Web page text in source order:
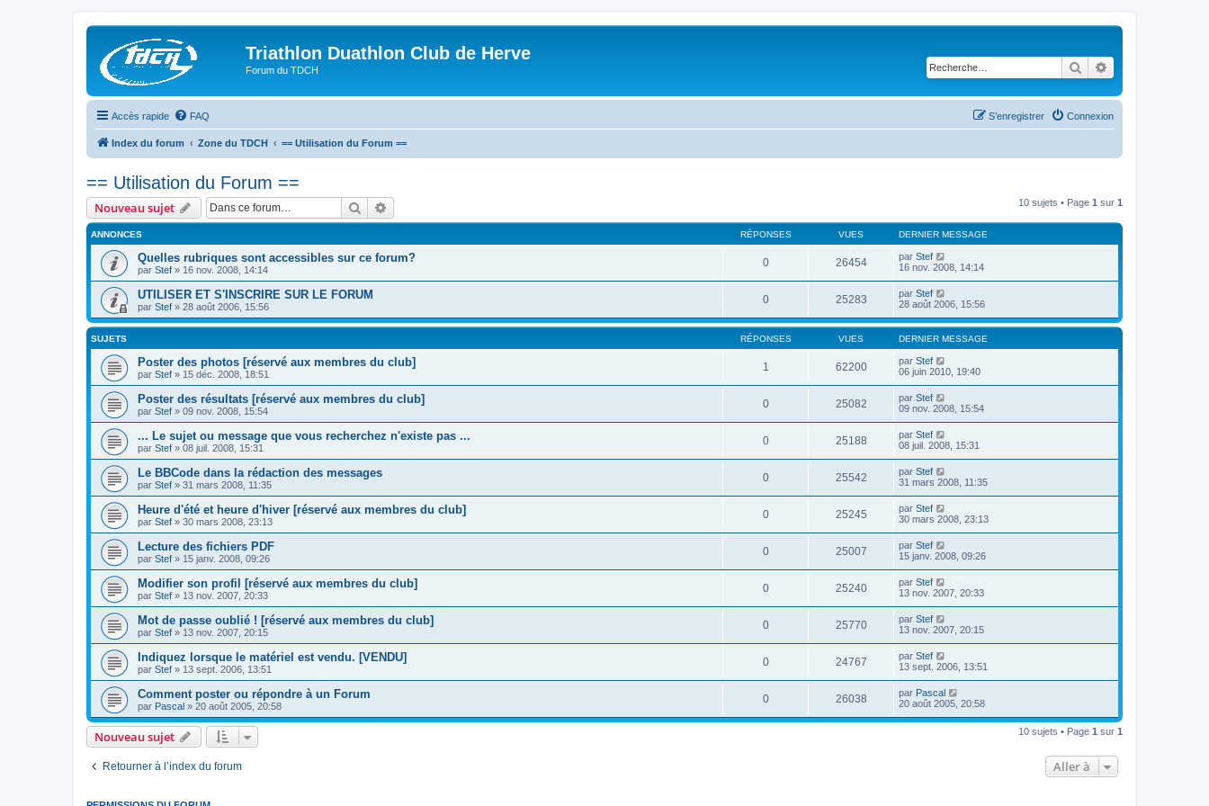
Triathlon Duathlon Club de Herve
Forum du TDCH Rechercher
Accès rapide FAQ Connexion
S’enregistrer
Index du forum Zone du TDCH == Utilisation du Forum ==
== Utilisation du Forum ==
Nouveau sujet Rechercher 10 sujets • Page 1 sur 1
ANNONCES RÉPONSES VUES DERNIER MESSAGE
Quelles rubriques sont accessibles sur ce forum?
par Stef » 16 nov. 2008, 14:14
0 26454 par Stef
16 nov. 2008, 14:14
UTILISER ET S'INSCRIRE SUR LE FORUM
par Stef » 28 août 2006, 15:56
0 25283 par Stef
28 août 2006, 15:56
SUJETS RÉPONSES VUES DERNIER MESSAGE
Poster des photos [réservé aux membres du club]
par Stef » 15 déc. 2008, 18:51
1 62200 par Stef
06 juin 2010, 19:40
Poster des résultats [réservé aux membres du club]
par Stef » 09 nov. 2008, 15:54
0 25082 par Stef
09 nov. 2008, 15:54
... Le sujet ou message que vous recherchez n'existe pas ...
par Stef » 08 juil. 2008, 15:31
0 25188 par Stef
08 juil. 2008, 15:31
Le BBCode dans la rédaction des messages
par Stef » 31 mars 2008, 11:35
0 25542 par Stef
31 mars 2008, 11:35
Heure d'été et heure d'hiver [réservé aux membres du club]
par Stef » 30 mars 2008, 23:13
0 25245 par Stef
30 mars 2008, 23:13
Lecture des fichiers PDF
par Stef » 15 janv. 2008, 09:26
0 25007 par Stef
15 janv. 2008, 09:26
Modifier son profil [réservé aux membres du club]
par Stef » 13 nov. 2007, 20:33
0 25240 par Stef
13 nov. 2007, 20:33
Mot de passe oublié ! [réservé aux membres du club]
par Stef » 13 nov. 2007, 20:15
0 25770 par Stef
13 nov. 2007, 20:15
Indiquez lorsque le matériel est vendu. [VENDU]
par Stef » 13 sept. 2006, 13:51
0 24767 par Stef
13 sept. 2006, 13:51
Comment poster ou répondre à un Forum
par Pascal » 20 août 2005, 20:58
0 26038 par Pascal
20 août 2005, 20:58
Nouveau sujet 10 sujets • Page 1 sur 1
Retourner à l’index du forum Aller à